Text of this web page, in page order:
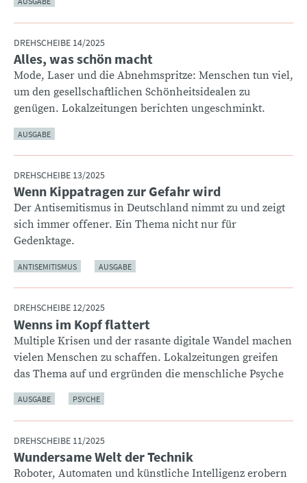
DREHSCHEIBE 14/2025
:Alles, was schön macht
Mode, Laser und die Abnehmspritze: Menschen tun viel,
um den gesellschaftlichen Schönheitsidealen zu
genügen. Lokalzeitungen berichten ungeschminkt.
AUSGABE
DREHSCHEIBE 13/2025
:Wenn Kippatragen zur Gefahr wird
Der Antisemitismus in Deutschland nimmt zu und zeigt
sich immer offener. Ein Thema nicht nur für
Gedenktage.
ANTISEMITISMUS AUSGABE
DREHSCHEIBE 12/2025
:Wenns im Kopf flattert
Multiple Krisen und der rasante digitale Wandel machen
vielen Menschen zu schaffen. Lokalzeitungen greifen
das Thema auf und ergründen die menschliche Psyche
AUSGABE PSYCHE
DREHSCHEIBE 11/2025
:Wundersame Welt der Technik
Roboter, Automaten und künstliche Intelligenz erobern